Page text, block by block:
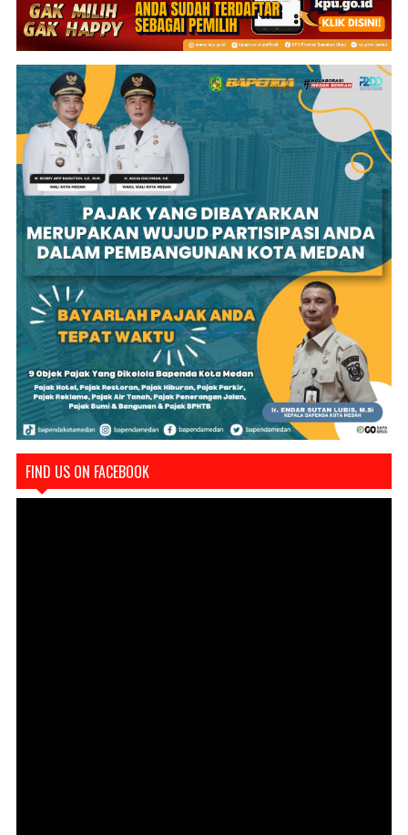
FIND US ON FACEBOOK